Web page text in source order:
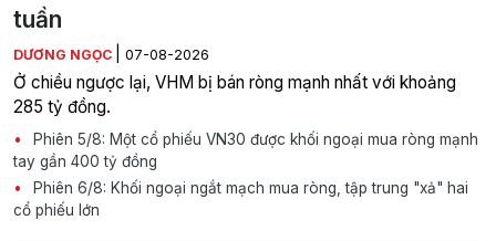
tuần
DƯƠNG NGỌC 07-08-2026
Ở chiều ngược lại, VHM bị bán ròng mạnh nhất với khoảng
285 tỷ đồng.
Phiên 5/8: Một cổ phiếu VN30 được khối ngoại mua ròng mạnh
tay gần 400 tỷ đồng
Phiên 6/8: Khối ngoại ngắt mạch mua ròng, tập trung "xả" hai
cổ phiếu lớn